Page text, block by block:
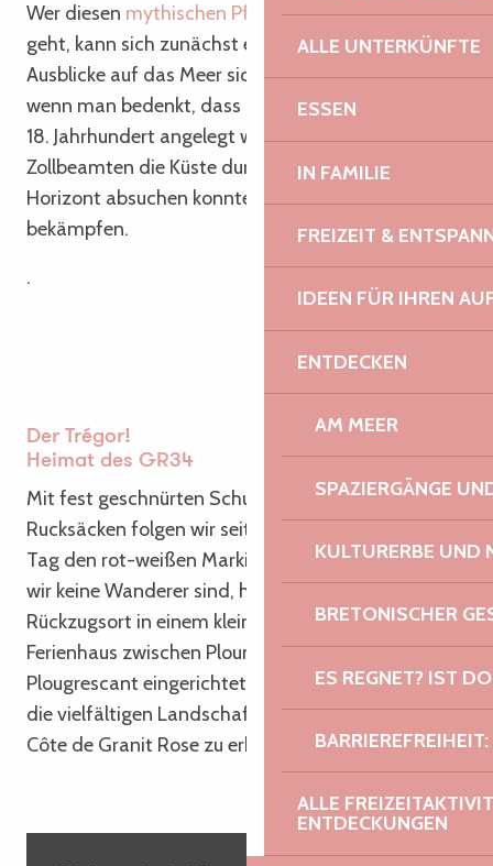
ALLE UNTERKÜNFTE
ESSEN
IN FAMILIE
FREIZEIT &
IDEEN FÜR IHREN
ENTDECKEN
AM MEER
SPAZIERGÄNGE
KULTURERBE UND
BRETONISCHER
ES REGNET? IST
ALLE
ENTDECKUNGEN
Wer diesen mythischen Pfad
rund um die Bretagne
geht, kann sich zunächst einmal atemberaubender
Ausblicke auf das Meer sicher sein. Das ist logisch,
wenn man bedenkt, dass der Pfad ursprünglich im
18. Jahrhundert angelegt wurde, damit die
Zollbeamten die Küste durchstreifen und den
Horizont absuchen konnten, um den Schmuggel zu
bekämpfen.
.
Der Trégor!
Heimat des GR34
Mit fest geschnürten Schuhen und unseren
Rucksäcken folgen wir seit fast einer Woche jeden
Tag den rot-weißen Markierungen des GR®34. Da
wir keine Wanderer sind, haben wir unseren
Rückzugsort in einem kleinen, gemütlichen
Ferienhaus zwischen Ploumanac’h und
Plougrescant eingerichtet, das ideal gelegen ist, um
die vielfältigen Landschaften des Trégor und der
Côte de Granit Rose zu erkunden.